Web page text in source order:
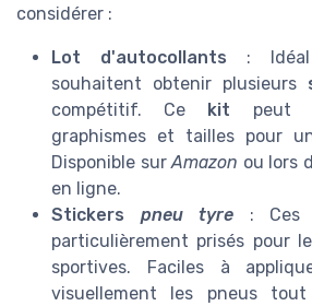
considérer :
Lot d'autocollants :
souhaitent obtenir plusieurs
compétitif. Ce
kit peut
graphismes et tailles pour
Disponible surAmazon ou lors
en ligne.
Stickers pneu tyre : Ces
particulièrement prisés pour
sportives. Faciles à
visuellement les pneus